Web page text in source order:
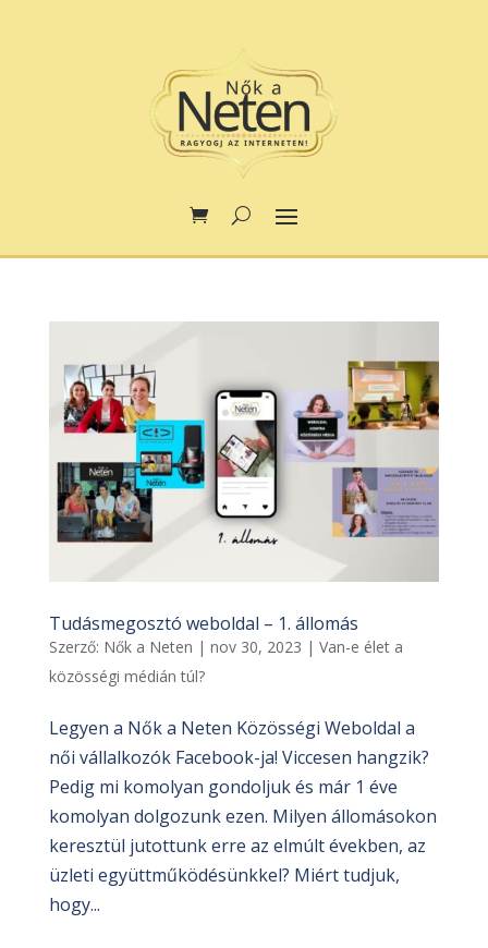
Tudásmegosztó weboldal – 1. állomás
Szerző: Nők a Neten | nov 30, 2023 | Van-e élet a
közösségi médián túl?
Legyen a Nők a Neten Közösségi Weboldal a
női vállalkozók Facebook-ja! Viccesen hangzik?
Pedig mi komolyan gondoljuk és már 1 éve
komolyan dolgozunk ezen. Milyen állomásokon
keresztül jutottunk erre az elmúlt években, az
üzleti együttműködésünkkel? Miért tudjuk,
hogy...